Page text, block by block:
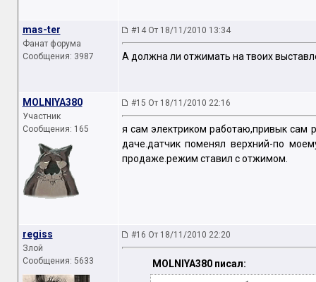
mas-ter
Фанат форума
Сообщения: 3987
#14 От 18/11/2010 13:34
А должна ли отжимать на твоих
MOLNIYA380
Участник
Сообщения: 165
#15 От 18/11/2010 22:16
я сам электриком работаю,привык сам
даче.датчик поменял верхний-по
продаже.режим ставил с отжимом.
regiss
Злой
Сообщения: 5633
#16 От 18/11/2010 22:20
MOLNIYA380 писал: